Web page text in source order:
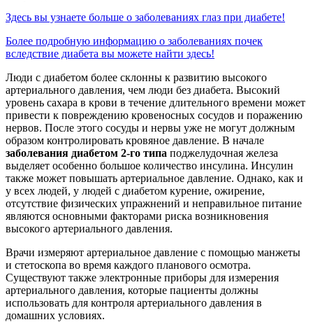
Здесь вы узнаете больше о заболеваниях глаз при диабете!
Более подробную информацию о заболеваниях почек
вследствие диабета вы можете найти здесь!
Люди с диабетом более склонны к развитию высокого
артериального давления, чем люди без диабета. Высокий
уровень сахара в крови в течение длительного времени может
привести к повреждению кровеносных сосудов и поражению
нервов. После этого сосуды и нервы уже не могут должным
образом контролировать кровяное давление. В начале
заболевания диабетом 2-го типа поджелудочная железа
выделяет особенно большое количество инсулина. Инсулин
также может повышать артериальное давление. Однако, как и
у всех людей, у людей с диабетом курение, ожирение,
отсутствие физических упражнений и неправильное питание
являются основными факторами риска возникновения
высокого артериального давления.
Врачи измеряют артериальное давление с помощью манжеты
и стетоскопа во время каждого планового осмотра.
Существуют также электронные приборы для измерения
артериального давления, которые пациенты должны
использовать для контроля артериального давления в
домашних условиях.